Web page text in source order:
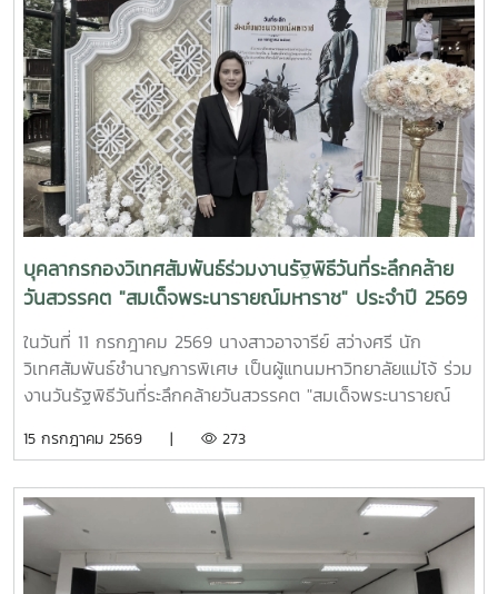
บุคลากรกองวิเทศสัมพันธ์ร่วมงานรัฐพิธีวันที่ระลึกคล้าย
วันสวรรคต "สมเด็จพระนารายณ์มหาราช" ประจำปี 2569
ในวันที่ 11 กรกฎาคม 2569 นางสาวอาจารีย์ สว่างศรี นัก
วิเทศสัมพันธ์ชำนาญการพิเศษ เป็นผู้แทนมหาวิทยาลัยแม่โจ้ ร่วม
งานวันรัฐพิธีวันที่ระลึกคล้ายวันสวรรคต "สมเด็จพระนารายณ์
พรรษา ศูนย์ราชการจังหวัดเชียงใหม่
15 กรกฎาคม 2569 | 273